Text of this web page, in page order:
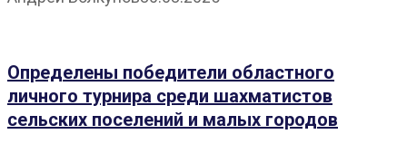
Определены победители областного
личного турнира среди шахматистов
сельских поселений и малых городов